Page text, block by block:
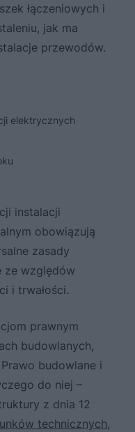
łączeniowych i
jak ma
przewodów.
elektrycznych
instalacji
obowiązują
zasady
ze względów
i trwałości.
prawnym
budowlanych,
budowlane i
do niej –
z dnia 12
technicznych,